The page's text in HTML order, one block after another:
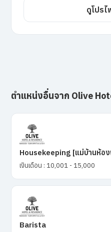
ดูโปร
ตำแหน่งอื่นจาก Olive
Housekeeping [แม่บ้านห้อ
เงินเดือน : 10,001 - 15,000
Barista